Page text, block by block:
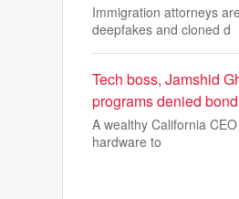
Immigration attorneys
deepfakes and cloned d
Tech boss, Jamshid
programs denied bond
A wealthy California
hardware to